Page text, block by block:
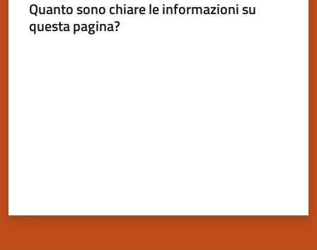
Quanto sono chiare le informazioni su
questa pagina?